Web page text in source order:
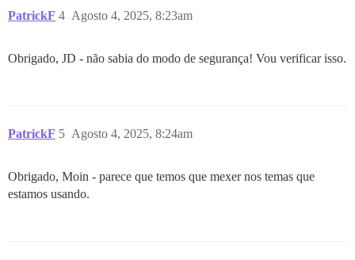
PatrickF Agosto 4, 2025, 8:23am
4
Obrigado, JD - não sabia do modo de segurança! Vou verificar isso.
PatrickF Agosto 4, 2025, 8:24am
5
Obrigado, Moin - parece que temos que mexer nos temas que
estamos usando.